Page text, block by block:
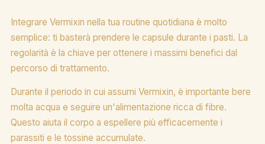
Integrare Vermixin nella tua routine quotidiana è molto
semplice: ti basterà prendere le capsule durante i pasti. La
regolarità è la chiave per ottenere i massimi benefici dal
percorso di trattamento.
Durante il periodo in cui assumi Vermixin, è importante bere
molta acqua e seguire un'alimentazione ricca di fibre.
Questo aiuta il corpo a espellere più efficacemente i
parassiti e le tossine accumulate.